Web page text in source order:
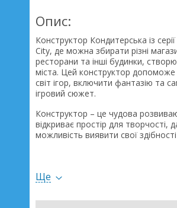
Опис:
Конструктор Кондитерська із
City, де можна збирати різні
ресторани та інші будинки,
міста. Цей конструктор допоможе
світ ігор, включити фантазію та
ігровий сюжет.
Конструктор – це чудова
відкриває простір для творчості,
можливість виявити свої
Ще